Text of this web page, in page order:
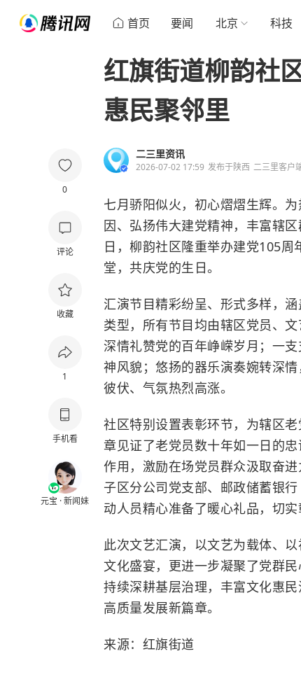
首页 要闻 北京 科技
0
评论
收藏
1
手机看
元宝 · 新闻妹
红旗街道柳韵社
惠民聚邻里
二三里资讯
2026-07-02 17:59 发布于陕西 二三里客户
七月骄阳似火，初心熠熠生辉。
因、弘扬伟大建党精神，丰富辖
日，柳韵社区隆重举办建党105
堂，共庆党的生日。
汇演节目精彩纷呈、形式多样，
类型，所有节目均由辖区党员、
深情礼赞党的百年峥嵘岁月；一
神风貌；悠扬的器乐演奏婉转深
彼伏、气氛热烈高涨。
社区特别设置表彰环节，为辖区
章见证了老党员数十年如一日的
作用，激励在场党员群众汲取奋
子区分公司党支部、邮政储蓄银
动人员精心准备了暖心礼品，切
此次文艺汇演，以文艺为载体、
文化盛宴，更进一步凝聚了党群
持续深耕基层治理，丰富文化惠
高质量发展新篇章。
来源：红旗街道